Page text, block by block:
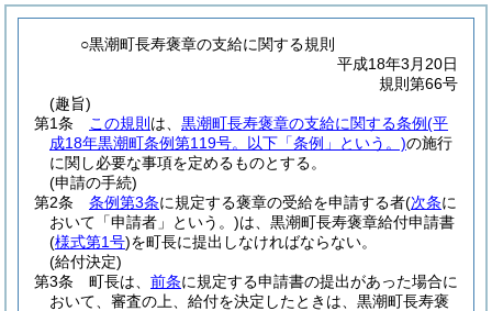
○黒潮町長寿褒章の支給に関する規則
平成18年3月20日
規則第66号
(趣旨)
第1条
この規則 は、 黒潮町長寿褒章の支給に関する条例(平
成18年黒潮町条例第119号。以下「条例」という。)の施行
に関し必要な事項を定めるものとする。
(申請の手続)
第2条
条例第3条に規定する褒章の受給を申請する者(次条に
おいて「申請者」という。)は、黒潮町長寿褒章給付申請書
(様式第1号)を町長に提出しなければならない。
(給付決定)
第3条
町長は、 前条に規定する申請書の提出があった場合に
おいて、審査の上、給付を決定したときは、黒潮町長寿褒